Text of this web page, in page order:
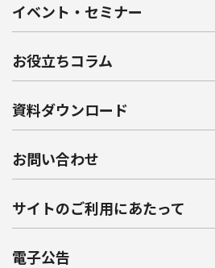
イベント・セミナー
お役立ちコラム
資料ダウンロード
お問い合わせ
サイトのご利用にあたって
電子公告